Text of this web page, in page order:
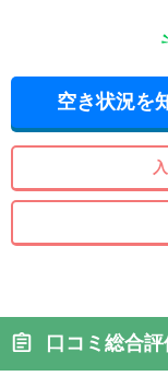
空き状況を
口コミ総合